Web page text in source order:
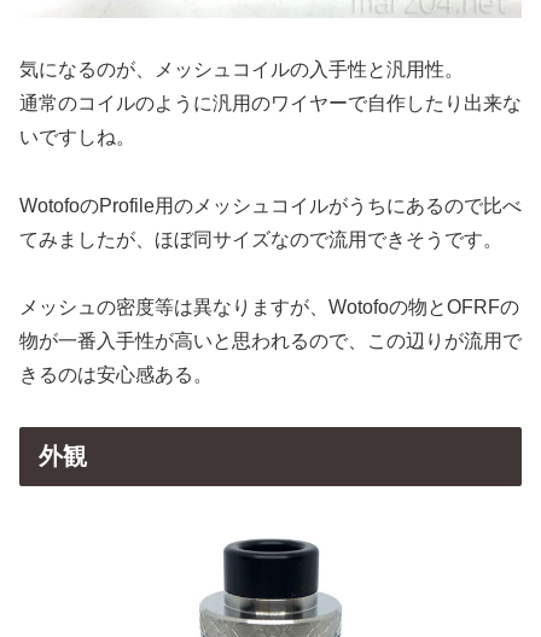
気になるのが、メッシュコイルの入手性と汎用性。
通常のコイルのように汎用のワイヤーで自作したり出来な
いですしね。
WotofoのProfile用のメッシュコイルがうちにあるので比べ
てみましたが、ほぼ同サイズなので流用できそうです。
メッシュの密度等は異なりますが、Wotofoの物とOFRFの
物が一番入手性が高いと思われるので、この辺りが流用で
きるのは安心感ある。
外観